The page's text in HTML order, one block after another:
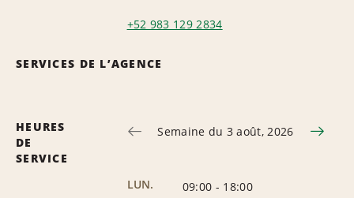
+52 983 129 2834
SERVICES DE L’AGENCE
HEURES
DE
SERVICE
Semaine du 3 août, 2026
LUN. 09:00 - 18:00